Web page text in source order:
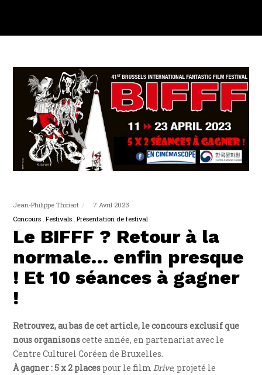
Jean-Philippe Thiriart
7 Avril 2023
Concours Festivals Présentation de festival
Le BIFFF ? Retour à la
normale… enfin presque
! Et 10 séances à gagner
!
Retrouvez, au bas de cet article, le concours exclusif que
nous organisonscette année, en partenariat avec le
Centre Culturel Coréen de Bruxelles.
À gagner : 5 x 2 places pour le film Drive, projeté le